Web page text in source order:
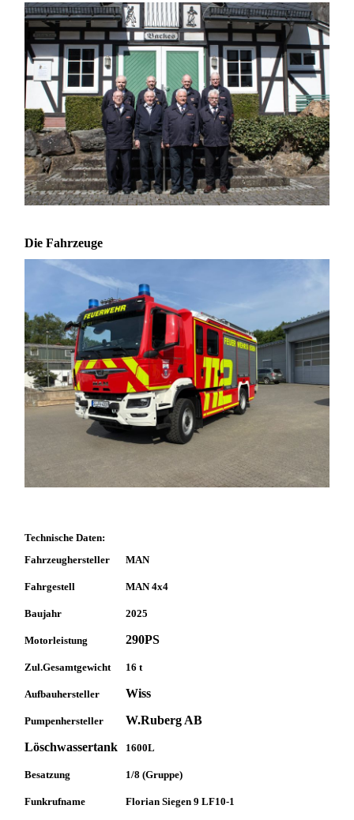
Die Fahrzeuge
Technische Daten:
Fahrzeughersteller
Fahrgestell
Baujahr
Motorleistung
Zul.Gesamtgewicht
Aufbauhersteller
Pumpenhersteller
Löschwassertank
Besatzung
Funkrufname
MAN
MAN 4x4
2025
290PS
16 t
Wiss
W.Ruberg AB
1600L
1/8 (Gruppe)
Florian Siegen 9 LF10-1